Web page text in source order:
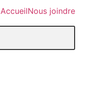
AccueilNous joindre